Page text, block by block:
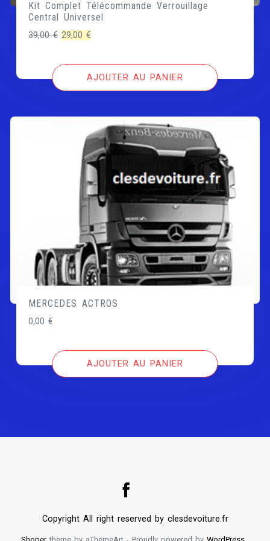
Kit Complet Télécommande Verrouillage
Central Universel
39,00€ Le
initial
29,00€
actuel
est :
AJOUTER AU PANIER
MERCEDES ACTROS
0,00€
AJOUTER AU PANIER
Copyright All right reserved by clesdevoiture.fr